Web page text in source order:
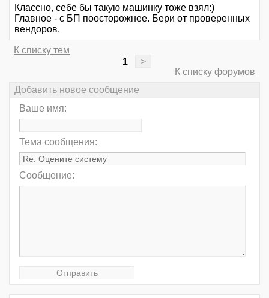
Классно, себе бы такую машинку тоже взял:)
Главное - с БП поосторожнее. Бери от проверенных
вендоров.
К списку тем
1
>
К списку форумов
Добавить новое сообщение
Ваше имя:
Тема сообщения:
Сообщение: